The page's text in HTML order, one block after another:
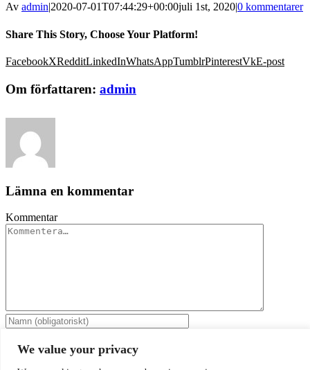
We value your privacy
Av admin|2020-07-01T07:44:29+00:00juli 1st, 2020|0 kommentarer
Share This Story, Choose Your Platform!
FacebookXRedditLinkedInWhatsAppTumblrPinterestVkE-post
Om författaren: admin
Lämna en kommentar
Kommentar